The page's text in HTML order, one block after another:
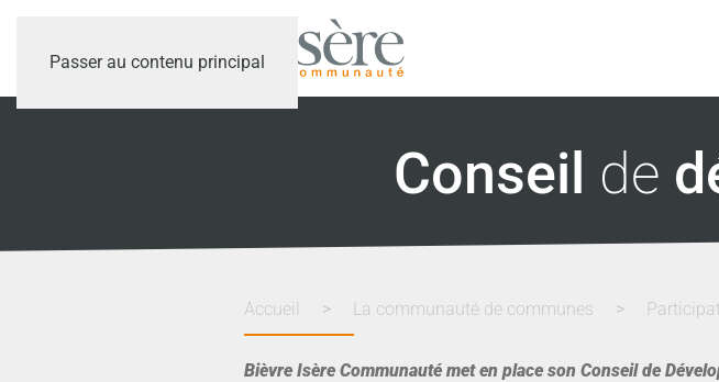
Passer au contenu principal
Conseil de
Accueil La communauté de communes
Bièvre Isère Communauté met en place son Conseil de